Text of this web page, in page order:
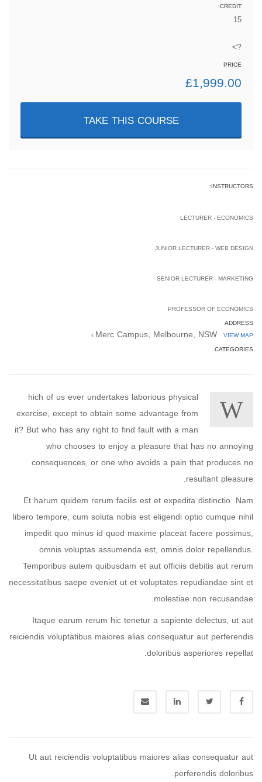
CREDIT:
15
?>
PRICE
£1,999.00
TAKE THIS COURSE
INSTRUCTORS:
LECTURER - ECONOMICS
JUNIOR LECTURER - WEB DESIGN
SENIOR LECTURER - MARKETING
PROFESSOR OF ECONOMICS
ADDRESS
Merc Campus, Melbourne, NSW VIEW MAP
CATEGORIES
W
hich of us ever undertakes laborious physical
exercise, except to obtain some advantage from
it? But who has any right to find fault with a man
who chooses to enjoy a pleasure that has no annoying
consequences, or one who avoids a pain that produces no
resultant pleasure.
Et harum quidem rerum facilis est et expedita distinctio. Nam
libero tempore, cum soluta nobis est eligendi optio cumque nihil
impedit quo minus id quod maxime placeat facere possimus,
omnis voluptas assumenda est, omnis dolor repellendus.
Temporibus autem quibusdam et aut officiis debitis aut rerum
necessitatibus saepe eveniet ut et voluptates repudiandae sint et
molestiae non recusandae.
Itaque earum rerum hic tenetur a sapiente delectus, ut aut
reiciendis voluptatibus maiores alias consequatur aut perferendis
doloribus asperiores repellat.
Ut aut reiciendis voluptatibus maiores alias consequatur aut
perferendis doloribus.